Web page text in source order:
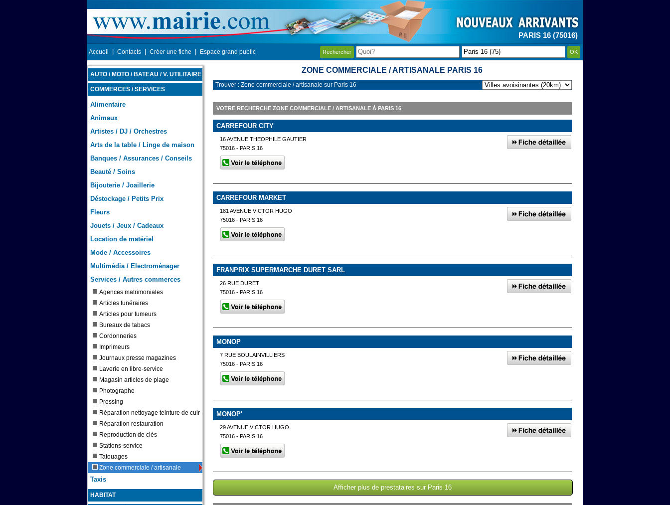
PARIS 16 (75016)
Accueil Contacts Créer une fiche Espace grand public Rechercher OK
AUTO / MOTO / BATEAU / V. UTILITAIRE
COMMERCES / SERVICES
Alimentaire
Animaux
Artistes / DJ / Orchestres
Arts de la table / Linge de maison
Banques / Assurances / Conseils
Beauté / Soins
Bijouterie / Joaillerie
Déstockage / Petits Prix
Fleurs
Jouets / Jeux / Cadeaux
Location de matériel
Mode / Accessoires
Multimédia / Electroménager
Services / Autres commerces
Agences matrimoniales
Articles funéraires
Articles pour fumeurs
Bureaux de tabacs
Cordonneries
Imprimeurs
Journaux presse magazines
Laverie en libre-service
Magasin articles de plage
Photographe
Pressing
Réparation nettoyage teinture de cuir
Réparation restauration
Reproduction de clés
Stations-service
Tatouages
Zone commerciale / artisanale
Taxis
HABITAT
ZONE COMMERCIALE / ARTISANALE PARIS 16
Trouver : Zone commerciale / artisanale sur Paris 16
VOTRE RECHERCHE ZONE COMMERCIALE / ARTISANALE À PARIS 16
CARREFOUR CITY
16 AVENUE THEOPHILE GAUTIER
75016 - PARIS 16
CARREFOUR MARKET
181 AVENUE VICTOR HUGO
75016 - PARIS 16
FRANPRIX SUPERMARCHE DURET SARL
26 RUE DURET
75016 - PARIS 16
MONOP
7 RUE BOULAINVILLIERS
75016 - PARIS 16
MONOP'
29 AVENUE VICTOR HUGO
75016 - PARIS 16
Afficher plus de prestataires sur Paris 16